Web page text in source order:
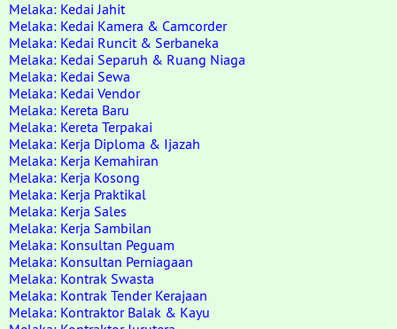
Melaka: Kedai Jahit
Melaka: Kedai Kamera & Camcorder
Melaka: Kedai Runcit & Serbaneka
Melaka: Kedai Separuh & Ruang Niaga
Melaka: Kedai Sewa
Melaka: Kedai Vendor
Melaka: Kereta Baru
Melaka: Kereta Terpakai
Melaka: Kerja Diploma & Ijazah
Melaka: Kerja Kemahiran
Melaka: Kerja Kosong
Melaka: Kerja Praktikal
Melaka: Kerja Sales
Melaka: Kerja Sambilan
Melaka: Konsultan Peguam
Melaka: Konsultan Perniagaan
Melaka: Kontrak Swasta
Melaka: Kontrak Tender Kerajaan
Melaka: Kontraktor Balak & Kayu